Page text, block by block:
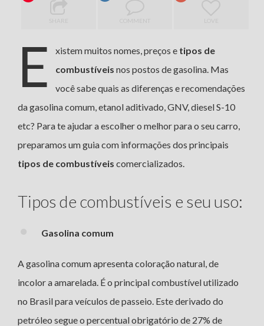
SHARE COMMENT
E xistem muitos nomes, preços e tipos de
combustíveis nos postos de gasolina. Mas
você sabe quais as diferenças e recomendações
da gasolina comum, etanol aditivado, GNV, diesel S-10
etc? Para te ajudar a escolher o melhor para o seu carro,
preparamos um guia com informações dos principais
tipos de combustíveis comercializados.
Tipos de combustíveis e seu uso:
Gasolina comum
A gasolina comum apresenta coloração natural, de
incolor a amarelada. É o principal combustível utilizado
no Brasil para veículos de passeio. Este derivado do
petróleo segue o percentual obrigatório de 27% de